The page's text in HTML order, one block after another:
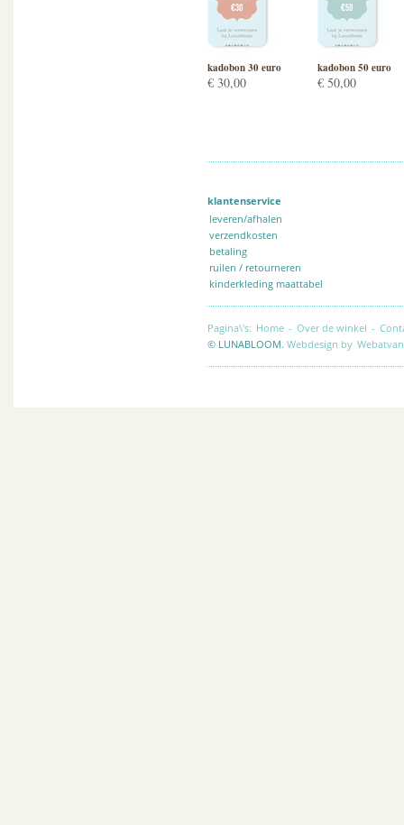
kadobon 30 euro
€ 30,00
kadobon 50 euro
€ 50,00
klantenservice
leveren/afhalen
verzendkosten
betaling
ruilen / retourneren
kinderkleding maattabel
Pagina\'s: Home - Over de winkel -
© LUNABLOOM. Webdesign by